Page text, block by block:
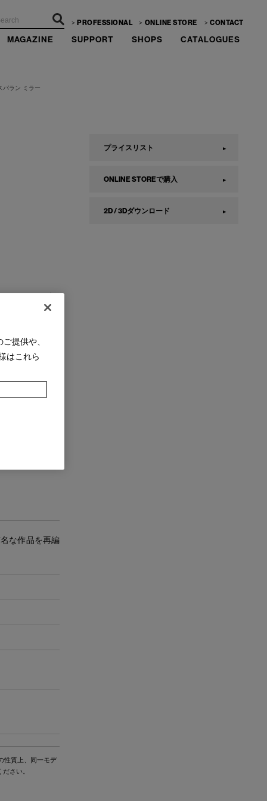
PROFESSIONAL ONLINE STORE CONTACT
MAGAZINE SUPPORT SHOPS CATALOGUES
パラン ミラー
な作品を再編
性質上、同一モデ
さい。
プライスリスト
ONLINE STOREで購入
2D / 3Dダウンロード
提供や、
はこれら